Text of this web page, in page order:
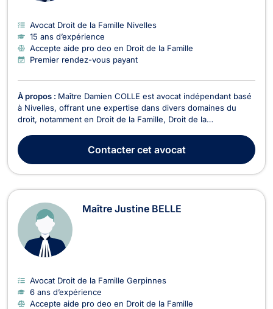
Avocat Droit de la Famille Nivelles
15 ans d’expérience
Accepte aide pro deo en Droit de la Famille
Premier rendez-vous payant
À propos : Maître Damien COLLE est avocat indépendant basé
à Nivelles, offrant une expertise dans divers domaines du
droit, notamment en Droit de la Famille, Droit de la
Commerciaux, Recouvrement de créance - Saisie - Procédure
d’exécution, et Droit des Mineurs. En Droit de ...
Contactercet avocat
Maître Justine BELLE
Avocat Droit de la Famille Gerpinnes
6 ans d’expérience
Accepte aide pro deo en Droit de la Famille